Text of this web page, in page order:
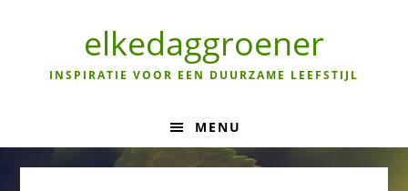
navigation
elkedaggroener
INSPIRATIE VOOR EEN DUURZAME LEEFSTIJL
MENU